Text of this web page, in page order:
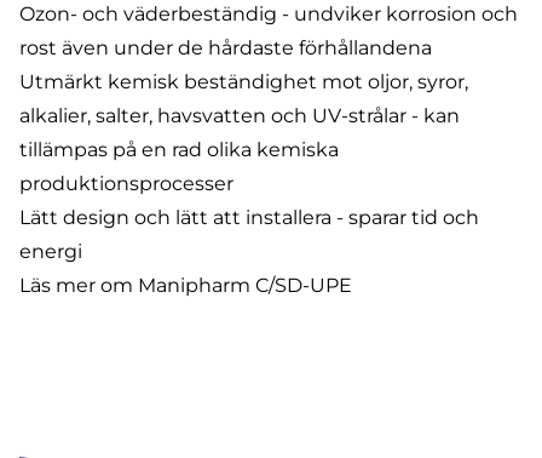
Ozon- och väderbeständig - undviker korrosion och
rost även under de hårdaste förhållandena
Utmärkt kemisk beständighet mot oljor, syror,
alkalier, salter, havsvatten och UV-strålar - kan
tillämpas på en rad olika kemiska
produktionsprocesser
Lätt design och lätt att installera - sparar tid och
energi
Läs mer om Manipharm C/SD-UPE